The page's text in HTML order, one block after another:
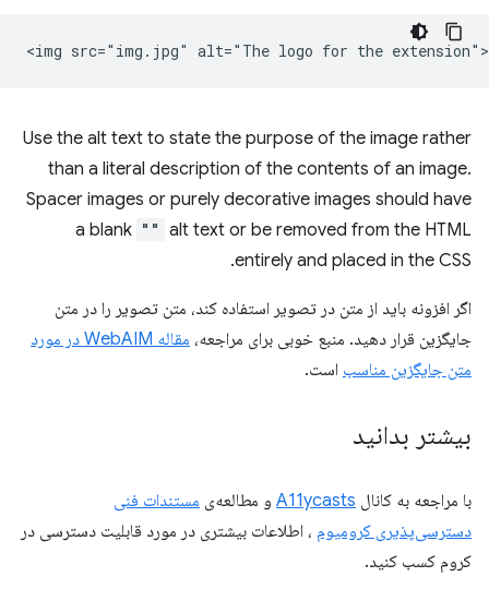
Use the alt text to state the purpose of the image rather
than a literal description of the contents of an image.
Spacer images or purely decorative images should have
a blank "" alt text or be removed from the HTML
entirely and placed in the CSS.
اگر افزونه باید از متن در تصویر استفاده کند، متن تصویر را در متن
جایگزین قرار دهید. منبع خوبی برای مراجعه،
مقاله WebAIM در مورد
متن جایگزین مناسب است.
بیشتر بدانید
با مراجعه به کانال A11ycasts و مطالعه‌ی مستندات فنی
دسترسی‌پذیری کرومیوم ، اطلاعات بیشتری در مورد قابلیت دسترسی در
کروم کسب کنید.